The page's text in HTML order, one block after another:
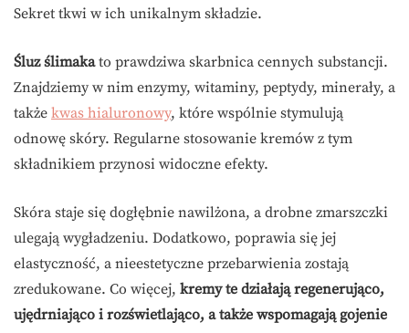
Sekret tkwi w ich unikalnym składzie.
Śluz ślimakato prawdziwa skarbnica cennych substancji.
Znajdziemy w nim enzymy, witaminy, peptydy, minerały, a
także kwas hialuronowy, które wspólnie stymulują
odnowę skóry. Regularne stosowanie kremów z tym
składnikiem przynosi widoczne efekty.
Skóra staje się dogłębnie nawilżona, a drobne zmarszczki
ulegają wygładzeniu. Dodatkowo, poprawia się jej
elastyczność, a nieestetyczne przebarwienia zostają
zredukowane. Co więcej, kremy te działają regenerująco,
ujędrniająco i rozświetlająco, a także wspomagają gojenie